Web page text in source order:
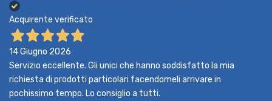
Acquirente verificato
14 Giugno 2026
Servizio eccellente. Gli unici che hanno soddisfatto la mia
richiesta di prodotti particolari facendomeli arrivare in
pochissimo tempo. Lo consiglio a tutti.